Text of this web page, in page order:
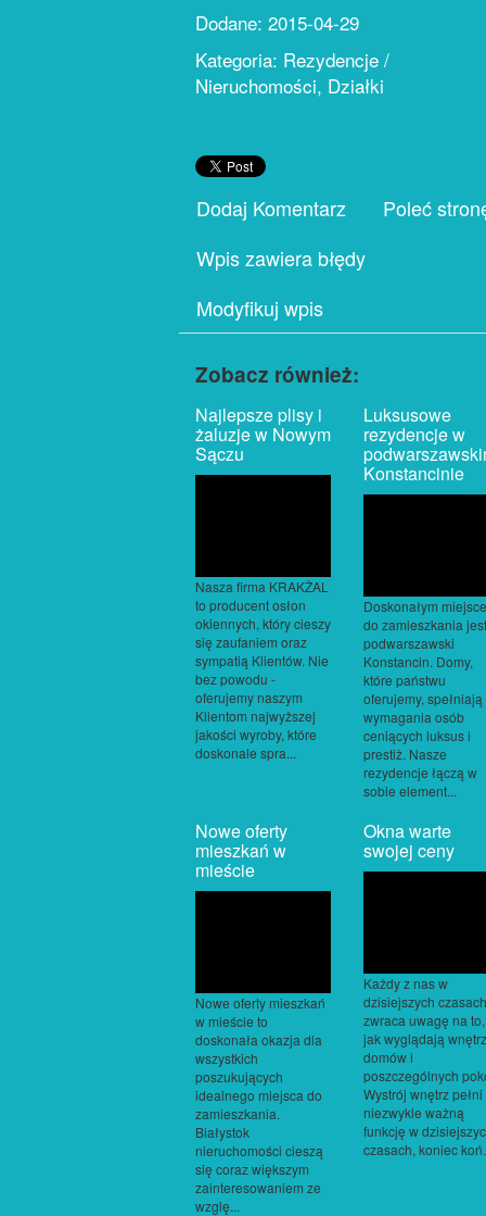
Dodane: 2015-04-29
Kategoria: Rezydencje /
Nieruchomości, Działki
Dodaj Komentarz
Poleć
Wpis zawiera błędy
Modyfikuj wpis
Zobacz również:
Najlepsze plisy i
żaluzje w Nowym
Sączu
Nasza firma KRAKŻAL
to producent osłon
okiennych, który cieszy
się zaufaniem oraz
sympatią Klientów. Nie
bez powodu -
oferujemy naszym
Klientom najwyższej
jakości wyroby, które
doskonale spra...
Luksusowe
rezydencje w
Konstancinie
Doskonałym
do zamieszkania jest
podwarszawski
Konstancin. Domy,
które państwu
oferujemy, spełniają
wymagania osób
ceniących luksus i
prestiż. Nasze
rezydencje łączą w
sobie element...
Nowe oferty
mieszkań w
mieście
Nowe oferty mieszkań
w mieście to
doskonała okazja dla
wszystkich
poszukujących
idealnego miejsca do
zamieszkania.
Białystok
nieruchomości cieszą
się coraz większym
zainteresowaniem ze
wzglę...
Okna warte
swojej ceny
Każdy z nas w
dzisiejszych czasach
zwraca uwagę na to,
jak wyglądają
domów i
poszczególnych
Wystrój wnętrz pełni
niezwykle ważną
funkcję w
czasach, koniec